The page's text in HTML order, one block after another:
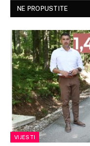
NE PROPUSTITE
VIJESTI